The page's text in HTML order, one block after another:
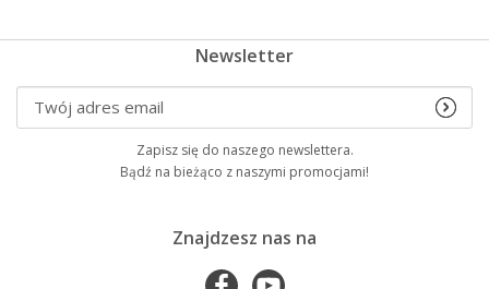
Newsletter
Zapisz się do naszego newslettera.
Bądź na bieżąco z naszymi promocjami!
Znajdzesz nas na